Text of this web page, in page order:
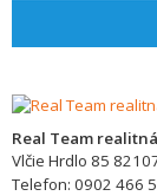
Real Team
Vlčie Hrdlo 85
Telefon: 0902 466